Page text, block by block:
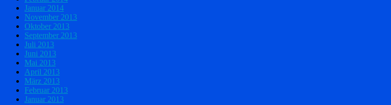
Januar 2014
November 2013
Oktober 2013
September 2013
Juli 2013
Juni 2013
Mai 2013
April 2013
März 2013
Februar 2013
Januar 2013